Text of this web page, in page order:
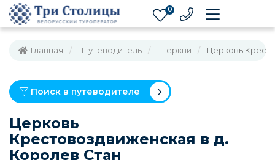
0
Главная Путеводитель Церкви Церковь
Поиск в путеводителе
Церковь
Крестовоздвиженская в д.
Королев Стан